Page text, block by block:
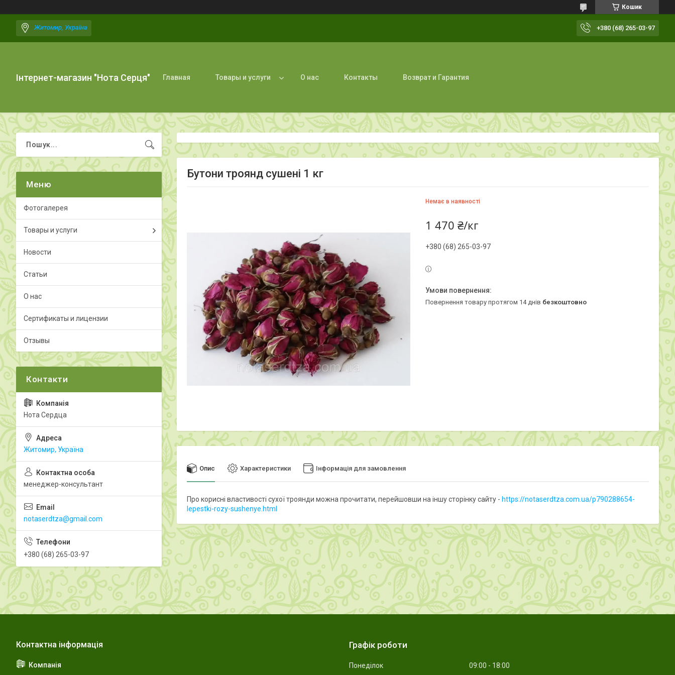
Кошик
Житомир, Україна +380 (68) 265-03-97
Інтернет-магазин "Нота Серця" Главная Товары и услуги О нас Контакты Возврат и Гарантия
Бутони троянд сушені 1 кг
Немає в наявності
1 470 ₴/кг
+380 (68) 265-03-97
повернення товару протягом 14 днів безкоштовно
Опис Характеристики Інформація для замовлення
Про корисні властивості сухої троянди можна прочитати, перейшовши на іншу сторінку сайту - https://notaserdtza.com.ua/p790288654-
lepestki-rozy-sushenye.html
Фотогалерея
Товары и услуги
Новости
Статьи
О нас
Сертификаты и лицензии
Отзывы
Нота Сердца
Житомир, Україна
менеджер-консультант
notaserdtza@gmail.com
+380 (68) 265-03-97
Графік роботи
Понеділок 09:00 18:00